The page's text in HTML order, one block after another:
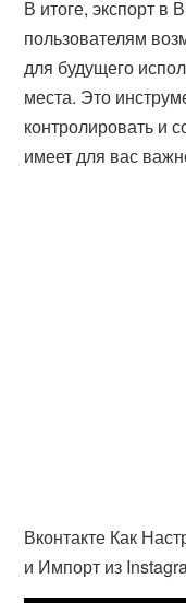
В итоге, экспорт в
пользователям
для будущего
места. Это
контролировать и
имеет для вас
Вконтакте Как
и Импорт из